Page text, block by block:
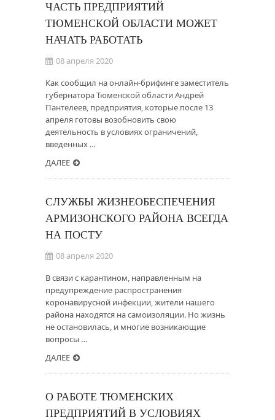
ЧАСТЬ ПРЕДПРИЯТИЙ
ТЮМЕНСКОЙ ОБЛАСТИ МОЖЕТ
НАЧАТЬ РАБОТАТЬ
08 апреля 2020
Как сообщил на онлайн-брифинге заместитель
губернатора Тюменской области Андрей
Пантелеев, предприятия, которые после 13
апреля готовы возобновить свою
деятельность в условиях ограничений,
введенных …
ДАЛЕЕ
СЛУЖБЫ ЖИЗНЕОБЕСПЕЧЕНИЯ
АРМИЗОНСКОГО РАЙОНА ВСЕГДА
НА ПОСТУ
08 апреля 2020
В связи с карантином, направленным на
предупреждение распространения
коронавирусной инфекции, жители нашего
района находятся на самоизоляции. Но жизнь
не остановилась, и многие возникающие
вопросы …
ДАЛЕЕ
О РАБОТЕ ТЮМЕНСКИХ
ПРЕДПРИЯТИЙ В УСЛОВИЯХ